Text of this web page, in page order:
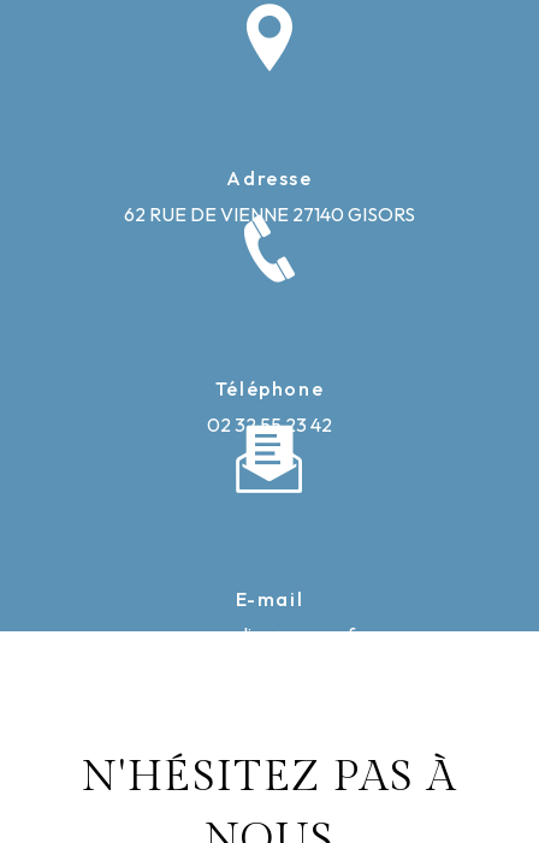
Adresse
62 RUE DE VIENNE 27140 GISORS
Téléphone
02 32 55 23 42
E-mail
caron-elise@orange.fr
N'HÉSITEZ PAS À